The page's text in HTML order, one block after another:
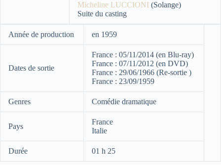
Micheline LUCCIONI (Solange)
Suite du casting
Année de production en 1959
Dates de sortie
France : 05/11/2014 (en Blu-ray)
France : 07/11/2012 (en DVD)
France : 29/06/1966 (Re-sortie )
France : 23/09/1959
Genres Comédie dramatique
Pays
France
Italie
Durée 01 h 25